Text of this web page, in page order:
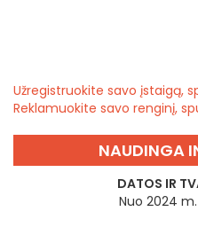
Užregistruokite savo įstaigą,
Reklamuokite savo renginį,
NAUDINGA
DATOS IR
Nuo 2024